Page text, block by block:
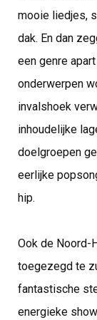
mooie liedjes,
dak. En dan
een genre
onderwerpen
invalshoek
inhoudelijke
doelgroepen
eerlijke
hip.
Ook de Noord-
toegezegd te
fantastische
energieke